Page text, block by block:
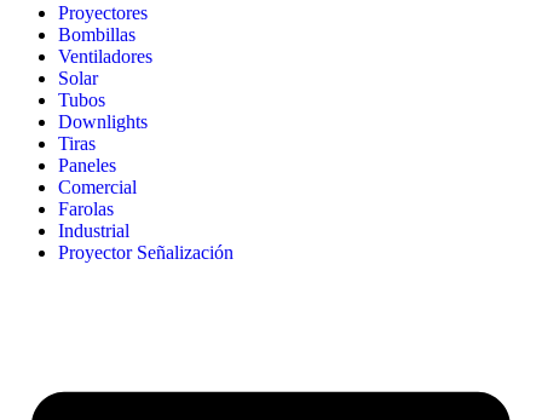
Proyectores
Bombillas
Ventiladores
Solar
Tubos
Downlights
Tiras
Paneles
Comercial
Farolas
Industrial
Proyector Señalización